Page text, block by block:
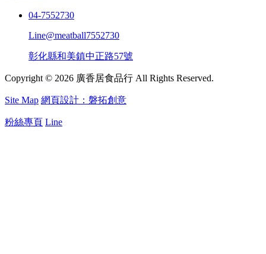
04-7552730
Line@meatball7552730
彰化縣和美鎮中正路57號
Copyright © 2026 廣香居食品行 All Rights Reserved.
Site Map 網頁設計：磐拓創意
粉絲專頁 Line